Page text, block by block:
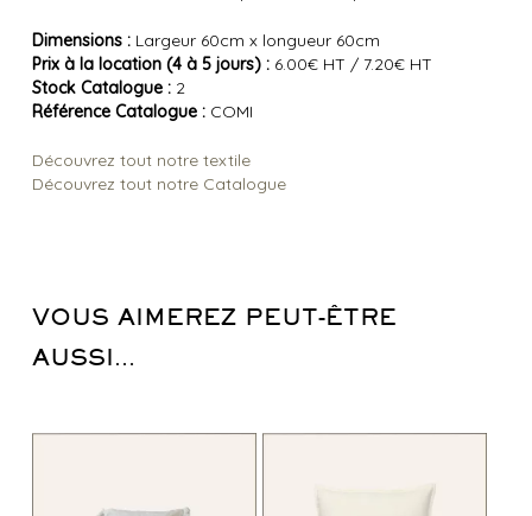
Dimensions :Largeur 60cm x longueur 60cm
Prix à la location (4 à 5 jours) :6.00€ HT / 7.20€ HT
Stock Catalogue :2
Référence Catalogue :COMI
Découvrez tout notre textile
Découvrez tout notre Catalogue
VOUS AIMEREZ PEUT-ÊTRE
AUSSI…